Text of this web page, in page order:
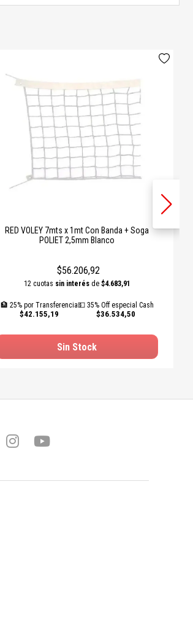
RED VOLEY 7mts x 1mt Con Banda + Soga
POLIET 2,5mm Blanco
$56.206,92
12 cuotas sin interésde $4.683,91
🏦 25% por Transferencia
$42.155,19
💵 35% Off especial Cash
$36.534,50
Sin Stock